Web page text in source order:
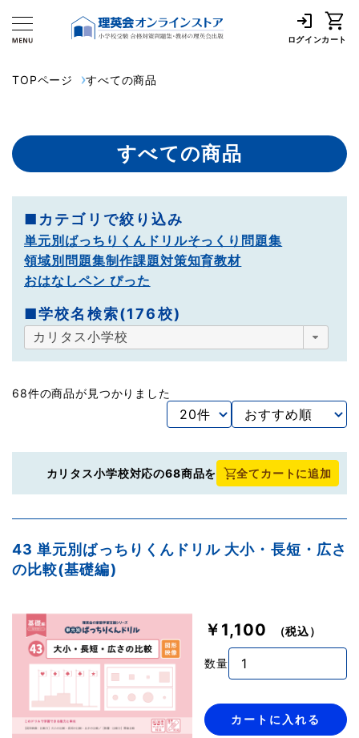
ログインカート
TOPページ すべての商品
すべての商品
■カテゴリで絞り込み
単元別ばっちりくんドリルそっくり問題集
領域別問題集制作課題対策知育教材
おはなしペン ぴった
■学校名検索(176校)
68件の商品が見つかりました
カリタス小学校対応の68商品を 全てカートに追加
43 単元別ばっちりくんドリル 大小・長短・広さ
の比較(基礎編)
￥1,100 （税込）
数量
カートに入れる